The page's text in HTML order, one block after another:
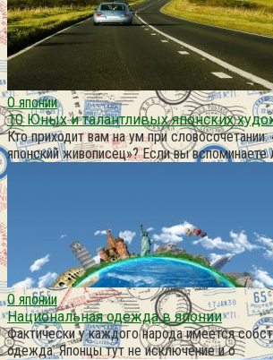
О японии
10 Юных и талантливых японских
Кто приходит вам на ум при словосочетании:
японский живописец»? Если вы вспоминаете
О японии
Национальная одежда в японии
Фактически у каждого народа имеется
одежда. Японцы тут не исключение и о